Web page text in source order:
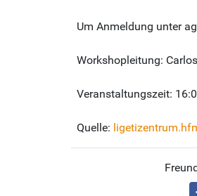
Um Anmeldung unter
Workshopleitung:
Veranstaltungszeit:
Quelle: